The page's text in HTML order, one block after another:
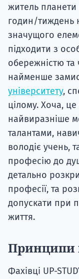
житель
годин/тиждень
значущого
підходити з
обережністю та
найменше
університету,
цілому. Хоча,
найвиразніше
талантами,
володіє учень,
професію до
детально
професії, та
допускати при
життя.
Принципи
Фахівці UP-